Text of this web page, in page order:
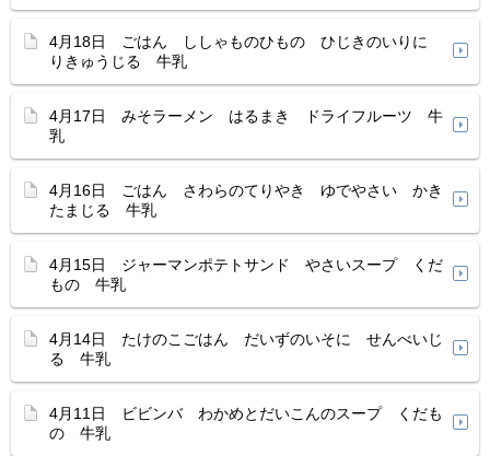
4月18日 ごはん ししゃものひもの ひじきのいりに
りきゅうじる 牛乳
4月17日 みそラーメン はるまき ドライフルーツ 牛
乳
4月16日 ごはん さわらのてりやき ゆでやさい かき
たまじる 牛乳
4月15日 ジャーマンポテトサンド やさいスープ くだ
もの 牛乳
4月14日 たけのこごはん だいずのいそに せんべいじ
る 牛乳
4月11日 ビビンバ わかめとだいこんのスープ くだも
の 牛乳